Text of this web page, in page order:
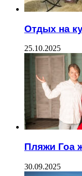
Отдых на
25.10.2025
Пляжи Гоа
30.09.2025